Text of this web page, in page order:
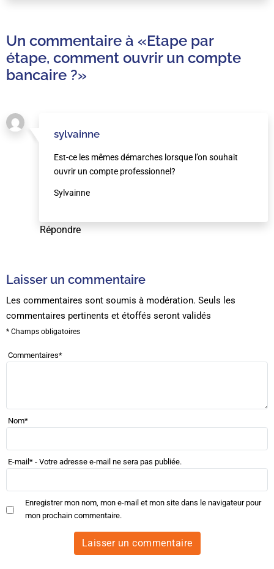
Un commentaire à «Etape par
étape, comment ouvrir un compte
bancaire ?»
sylvainne
Est-ce les mêmes démarches lorsque l’on souhait
ouvrir un compte professionnel?
Sylvainne
Répondre
Laisser un commentaire
Les commentaires sont soumis à modération. Seuls les
commentaires pertinents et étoffés seront validés
* Champs obligatoires
Commentaires*
Nom*
E-mail* - Votre adresse e-mail ne sera pas publiée.
Enregistrer mon nom, mon e-mail et mon site dans le navigateur pour
mon prochain commentaire.